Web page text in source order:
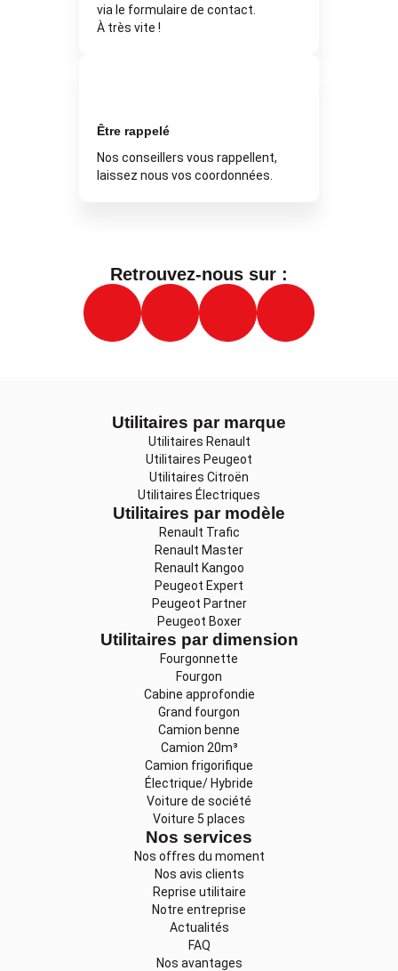
via le formulaire de contact.
À très vite !
Être rappelé
Nos conseillers vous rappellent,
laissez nous vos coordonnées.
Retrouvez-nous sur :
Utilitaires par marque
Utilitaires Renault
Utilitaires Peugeot
Utilitaires Citroën
Utilitaires Électriques
Utilitaires par modèle
Renault Trafic
Renault Master
Renault Kangoo
Peugeot Expert
Peugeot Partner
Peugeot Boxer
Utilitaires par dimension
Fourgonnette
Fourgon
Cabine approfondie
Grand fourgon
Camion benne
Camion 20m³
Camion frigorifique
Électrique/ Hybride
Voiture de société
Voiture 5 places
Nos services
Nos offres du moment
Nos avis clients
Reprise utilitaire
Notre entreprise
Actualités
FAQ
Nos avantages